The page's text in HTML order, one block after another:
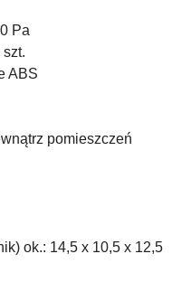
Pa
ABS
pomieszczeń
ok.: 14,5 x 10,5 x 12,5